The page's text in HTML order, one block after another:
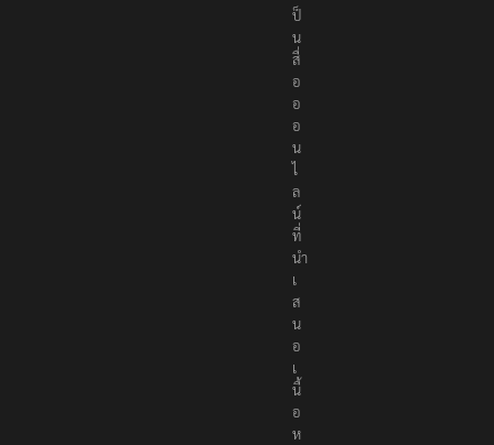
ป็
น
สื่
อ
อ
อ
น
ไ
ล
น์
ที่
นำ
เ
ส
น
อ
เ
นื้
อ
ห